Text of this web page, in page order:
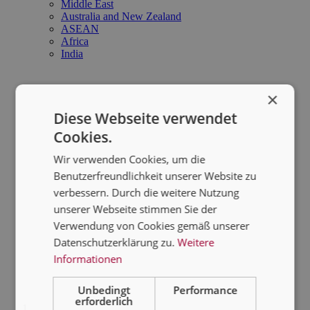
Middle East
Australia and New Zealand
ASEAN
Africa
India
×
Diese Webseite verwendet
Cookies.
Wir verwenden Cookies, um die
Benutzerfreundlichkeit unserer Website zu
verbessern. Durch die weitere Nutzung
unserer Webseite stimmen Sie der
Verwendung von Cookies gemäß unserer
Datenschutzerklärung zu.Weitere
Informationen
Unbedingt
erforderlich
Performance